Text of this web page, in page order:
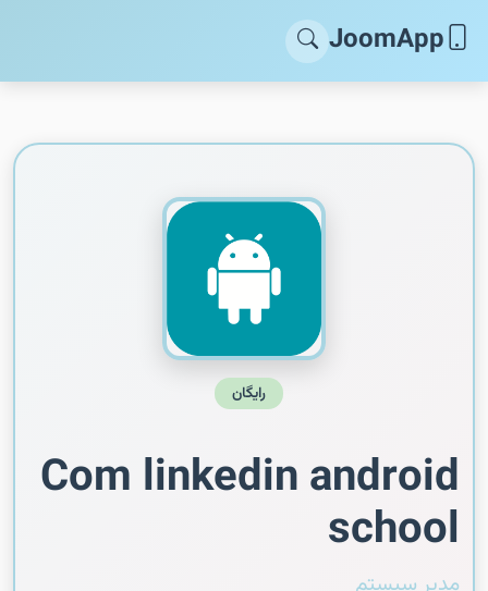
JoomApp
رایگان
Com linkedin android
school
مدیر سیستم